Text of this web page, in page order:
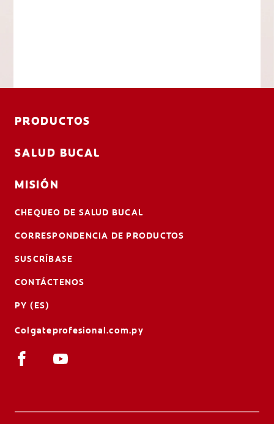
PRODUCTOS
SALUD BUCAL
MISIÓN
CHEQUEO DE SALUD BUCAL
CORRESPONDENCIA DE PRODUCTOS
SUSCRÍBASE
CONTÁCTENOS
PY (ES)
Colgateprofesional.com.py